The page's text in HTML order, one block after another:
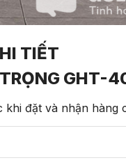
TIẾT
GHT-
khi đặt và nhận hàng